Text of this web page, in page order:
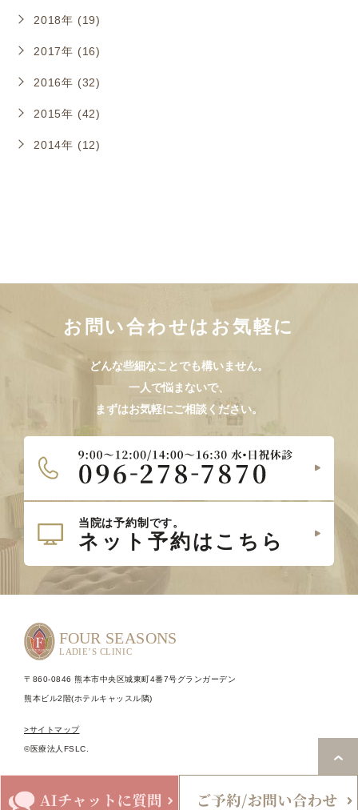
2018年 (19)
2017年 (16)
2016年 (32)
2015年 (42)
2014年 (12)
お問い合わせはお気軽に
どんな些細なことでも構いません。
一人で悩まないで、
まずはお気軽にご相談ください。
〒860-0846 熊本市中央区城東町4番7号グランガーデン
熊本ビル2階(ホテルキャッスル隣)
>サイトマップ
©医療法人FSLC.